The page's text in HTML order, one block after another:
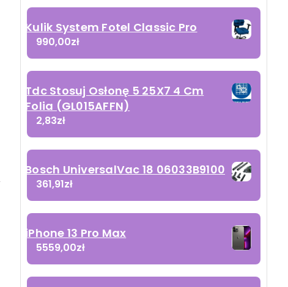
Kulik System Fotel Classic Pro
990,00zł
Tdc Stosuj Osłonę 5 25X7 4 Cm
Folia (GL015AFFN)
2,83zł
Bosch UniversalVac 18 06033B9100
361,91zł
iPhone 13 Pro Max
5559,00zł